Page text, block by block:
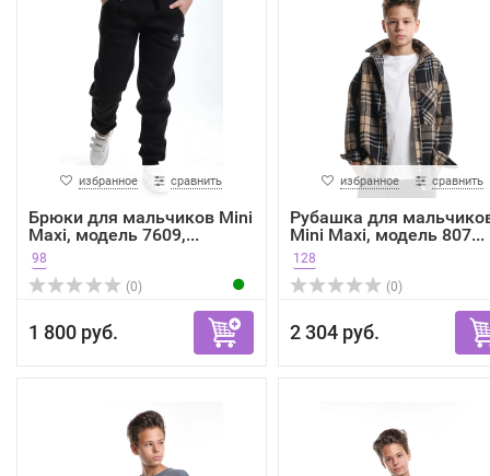
избранное сравнить
Брюки для мальчиков Mini
Maxi, модель 7609,...
98
(0)
1 800 руб.
избранное сравнить
Рубашка для
Mini Maxi, модель 807...
128
(0)
2 304 руб.